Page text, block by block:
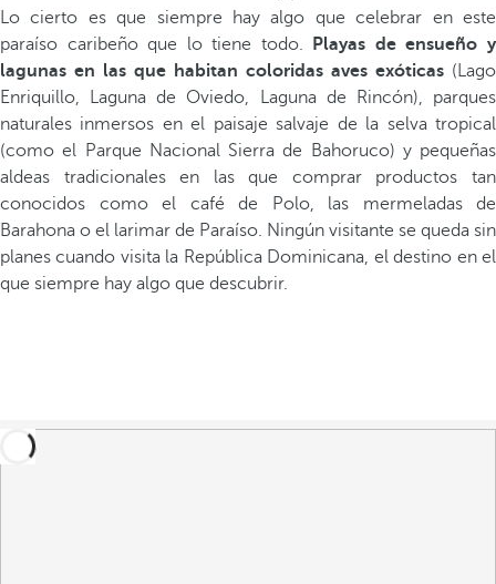
Lo cierto es que siempre hay algo que celebrar en este
paraíso caribeño que lo tiene todo.
Playas de ensueño y
lagunas en las que habitan coloridas aves exóticas (Lago
Enriquillo, Laguna de Oviedo, Laguna de Rincón), parques
naturales inmersos en el paisaje salvaje de la selva tropical
(como el Parque Nacional Sierra de Bahoruco) y pequeñas
aldeas tradicionales en las que comprar productos tan
conocidos como el café de Polo, las mermeladas de
Barahona o el larimar de Paraíso. Ningún visitante se queda sin
planes cuando visita la República Dominicana, el destino en el
que siempre hay algo que descubrir.